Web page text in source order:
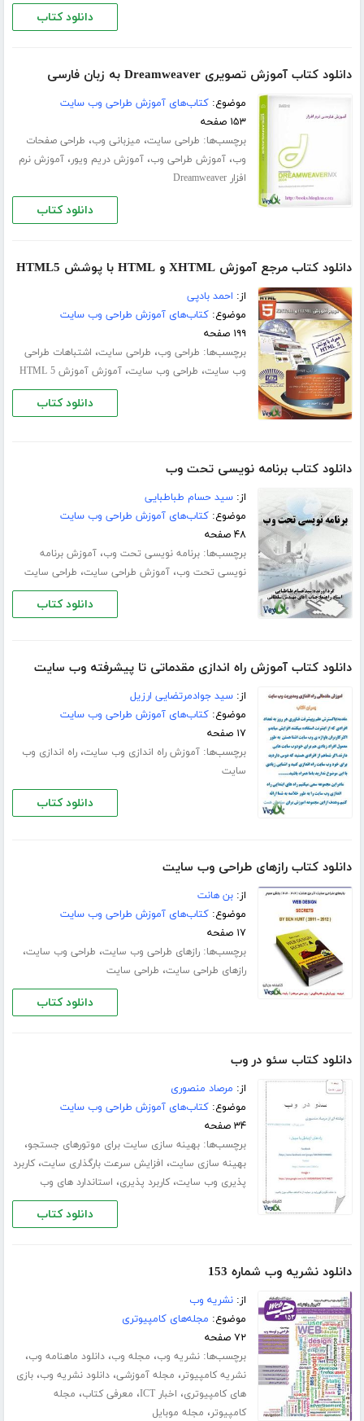
دانلود کتاب
دانلود کتاب آموزش تصویری Dreamweaver به زبان فارسی
موضوع:کتاب‌های آموزش طراحی وب سایت
۱۵۳ صفحه
برچسب‌ها: طراحی سایت، میزبانی وب، طراحی صفحات
وب،آموزش طراحی وب،آموزش دریم ویور،آموزش نرم
افزار Dreamweaver
دانلود کتاب
دانلود کتاب مرجع آموزش XHTML و HTML با پوشش HTML5
از: احمد بادپی
موضوع:کتاب‌های آموزش طراحی وب سایت
۱۹۹ صفحه
برچسب‌ها: طراحی وب، طراحی سایت، اشتباهات طراحی
وب سایت، طراحی وب سایت،آموزش آموزش HTML 5
دانلود کتاب
دانلود کتاب برنامه نویسی تحت وب
از:سید حسام طباطبایی
موضوع:کتاب‌های آموزش طراحی وب سایت
۴۸ صفحه
برچسب‌ها:برنامه نویسی تحت وب،آموزش برنامه
نویسی تحت وب،آموزش طراحی سایت، طراحی سایت
دانلود کتاب
دانلود کتاب آموزش راه اندازی مقدماتی تا پیشرفته وب سایت
از:سید جوادمرتضایی ارزیل
موضوع:کتاب‌های آموزش طراحی وب سایت
۱۷ صفحه
برچسب‌ها:آموزش راه اندازی وب سایت،راه اندازی وب
سایت
دانلود کتاب
دانلود کتاب رازهای طراحی وب سایت
از:بن هانت
موضوع:کتاب‌های آموزش طراحی وب سایت
۱۷ صفحه
برچسب‌ها:رازهای طراحی وب سایت، طراحی وب سایت،
رازهای طراحی سایت، طراحی سایت
دانلود کتاب
دانلود کتاب سئو در وب
از: مرصاد منصوری
موضوع:کتاب‌های آموزش طراحی وب سایت
۳۴ صفحه
برچسب‌ها:بهینه سازی سایت برای موتورهای جستجو،
بهینه سازی سایت، افزایش سرعت بارگذاری سایت،کاربرد
پذیری وب سایت،کاربرد پذیری، استاندارد های وب
دانلود کتاب
دانلود نشریه وب شماره 153
از:نشریه وب
موضوع: مجله‌های کامپیوتری
۷۲ صفحه
برچسب‌ها:نشریه وب، مجله وب،دانلود ماهنامه وب،
نشریه کامپیوتر، مجله آموزشی،دانلود نشریه وب،بازی
های کامپیوتری، اخبار ICT ، معرفی کتاب، مجله
کامپیوتر، مجله موبایل